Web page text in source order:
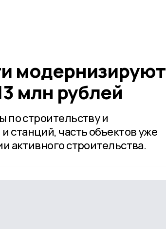
модернизируют
млн рублей
по строительству и
станций, часть объектов уже
активного строительства.